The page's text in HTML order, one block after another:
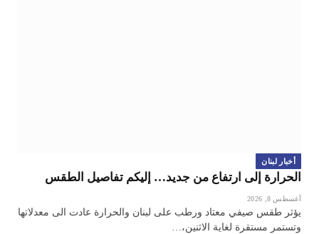
أخبار لبنان
الحرارة إلى ارتفاع من جديد… إليكم تفاصيل الطقس
أغسطس 8, 2026
يؤثر طقس صيفي معتاد ورطب على لبنان والحرارة عادت الى معدلاتها
وتستمر مستقرة لغاية الاثنين،…